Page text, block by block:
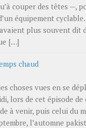
couper des têtes —,
équipement
plus souvent dit
[…]
chaud
choses vues en se
lors de cet épisode
à venir, puis celui du
l’automne